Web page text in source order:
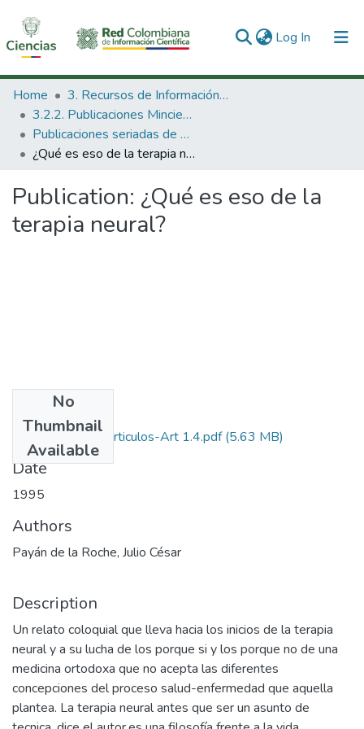
Log In (current)
Communities & Collections
All of DSpace
Statistics
Home
3. Recursos de Información Científica y Tecnológica
3.2.2. Publicaciones Minciencias
Publicaciones seriadas de Minciencias
¿Qué es eso de la terapia neural?
Publication: ¿Qué es eso de la
terapia neural?
No
Thumbnail
Available
1995-V13-N1-Articulos-Art 1.4.pdf(5.63 MB)
Date
1995
Authors
Payán de la Roche, Julio César
Description
Un relato coloquial que lleva hacia los inicios de la terapia
neural y a su lucha de los porque si y los porque no de una
medicina ortodoxa que no acepta las diferentes
concepciones del proceso salud-enfermedad que aquella
plantea. La terapia neural antes que ser un asunto de